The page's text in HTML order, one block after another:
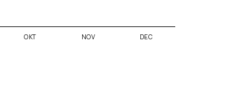
OKT NOV DEC